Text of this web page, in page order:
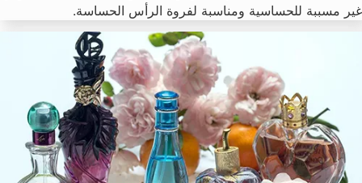
غير مسببة للحساسية ومناسبة لفروة الرأس الحساسة.